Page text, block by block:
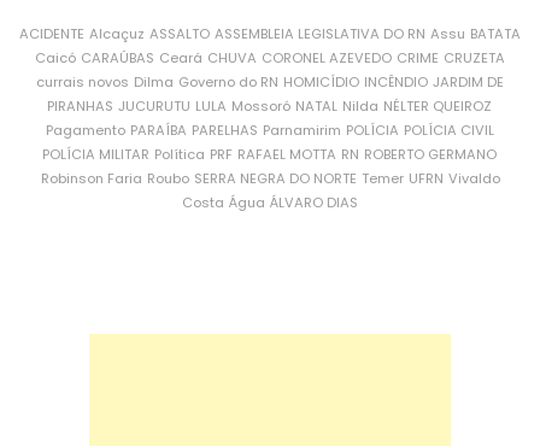
ACIDENTE Alcaçuz ASSALTO ASSEMBLEIA LEGISLATIVA DO RN Assu BATATA
Caicó CARAÚBAS Ceará CHUVA CORONEL AZEVEDO CRIME CRUZETA
currais novos Dilma Governo do RN HOMICÍDIO INCÊNDIO JARDIM DE
PIRANHAS JUCURUTU LULA Mossoró NATAL Nilda NÉLTER QUEIROZ
Pagamento PARAÍBA PARELHAS Parnamirim POLÍCIA POLÍCIA CIVIL
POLÍCIA MILITAR Política PRF RAFAEL MOTTA RN ROBERTO GERMANO
Robinson Faria Roubo SERRA NEGRA DO NORTE Temer UFRN Vivaldo
Costa Água ÁLVARO DIAS